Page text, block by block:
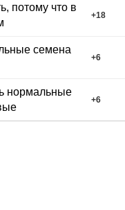
потому что в
+18
семена
+6
нормальные
+6